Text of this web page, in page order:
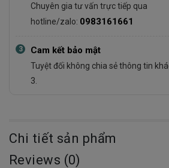
Chuyên gia tư vấn trực tiếp qua
hotline/zalo: 0983161661
3 Cam kết bảo mật
Tuyệt đối không chia sẻ thông tin
3.
Chi tiết sản phẩm
Reviews (0)